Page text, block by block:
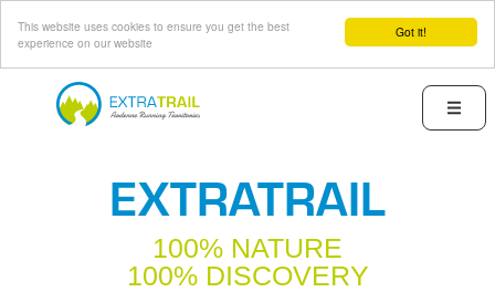
Got it!
This website uses cookies to ensure you get the best
experience on our website
Menu
EXTRATRAIL
100% NATURE
100% DISCOVERY